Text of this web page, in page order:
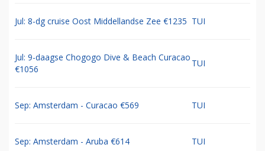
Jul: 8-dg cruise Oost Middellandse Zee €1235 TUI
Jul: 9-daagse Chogogo Dive & Beach Curacao
€1056
TUI
Sep: Amsterdam - Curacao €569 TUI
Sep: Amsterdam - Aruba €614 TUI